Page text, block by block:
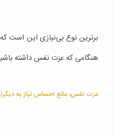
برترین نوع بی‌نیازی این است
هنگامی که عزت نفس داشته
عزت نفس، مانع احساس نیاز به